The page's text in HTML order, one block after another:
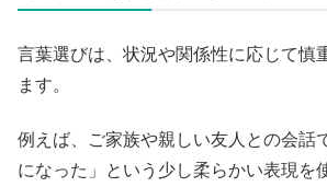
言葉選びは、状況や関係性に応じて慎
ます。
例えば、ご家族や親しい友人との会話
になった」という少し柔らかい表現を